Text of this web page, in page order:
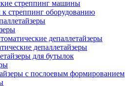
стреппинг машины
к стреппинг оборудованию
депаллетайзеры
депаллетайзеры
для бутылок
с послоевым формированием